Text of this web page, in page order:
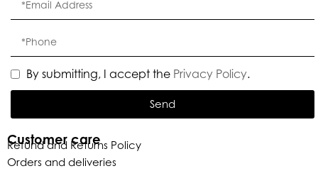
Customer care
Refund and Returns Policy
Orders and deliveries
By submitting, I accept the Privacy Policy.
Send